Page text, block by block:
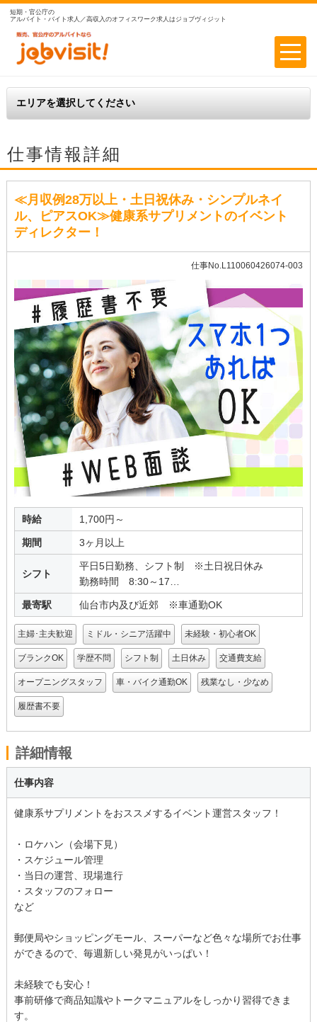
短期・官公庁の
アルバイト・バイト求人／高収入のオフィスワーク求人はジョブヴィジット
仕事情報詳細
≪月収例28万以上・土日祝休み・シンプルネイ
ル、ピアスOK≫健康系サプリメントのイベント
ディレクター！
仕事No.L110060426074-003
時給 1,700円～
期間 3ヶ月以上
シフト
平日5日勤務、シフト制 ※土日祝日休み
勤務時間 8:30～17…
最寄駅 仙台市内及び近郊 ※車通勤OK
主婦･主夫歓迎 ミドル・シニア活躍中 未経験・初心者OK
ブランクOK 学歴不問 シフト制 土日休み 交通費支給
オープニングスタッフ 車・バイク通勤OK 残業なし・少なめ
履歴書不要
詳細情報
仕事内容
健康系サプリメントをおススメするイベント運営スタッフ！
・ロケハン（会場下見）
・スケジュール管理
・当日の運営、現場進行
・スタッフのフォロー
など
郵便局やショッピングモール、スーパーなど色々な場所でお仕事
ができるので、毎週新しい発見がいっぱい！
未経験でも安心！
事前研修で商品知識やトークマニュアルをしっかり習得できま
す。